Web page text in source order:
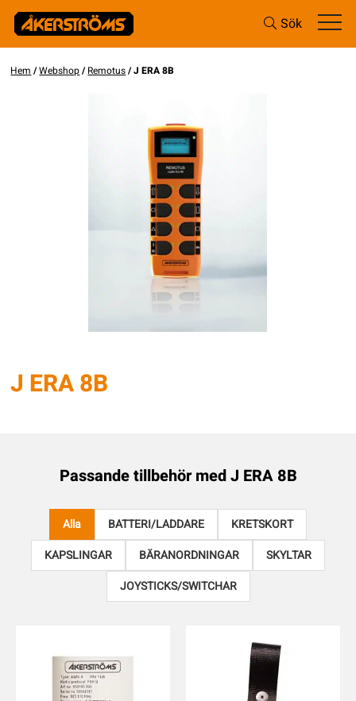
Sök
Hem /Webshop/Remotus/ J ERA 8B
J ERA 8B
Passande tillbehör medJ ERA 8B
Alla BATTERI/LADDARE
KRETSKORT
KAPSLINGAR
BÄRANORDNINGAR
SKYLTAR
JOYSTICKS/SWITCHAR